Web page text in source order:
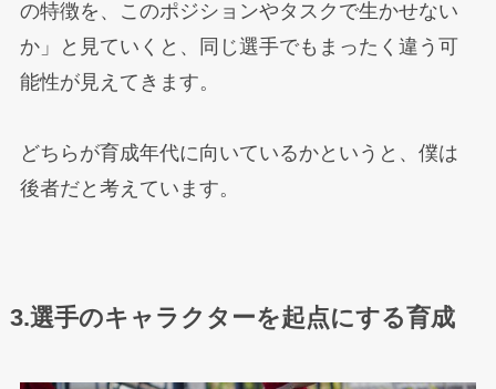
の特徴を、このポジションやタスクで生かせない
か」と見ていくと、同じ選手でもまったく違う可
能性が見えてきます。
どちらが育成年代に向いているかというと、僕は
後者だと考えています。
3.選手のキャラクターを起点にする育成